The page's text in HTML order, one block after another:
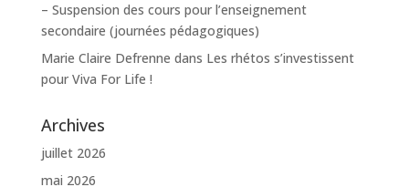
– Suspension des cours pour l’enseignement
secondaire (journées pédagogiques)
Marie Claire Defrenne dans Les rhétos s’investissent
pour Viva For Life !
Archives
juillet 2026
mai 2026